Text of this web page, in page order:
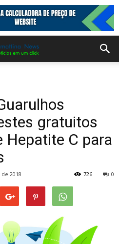
gratuitos
Hepatite C para
2018 0
726